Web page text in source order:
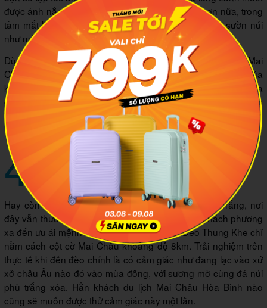
được ánh nắng vàng rót mật phủ xuống. Xa xa hơn nữa, trong
tầm mắt là những đám mây bồng bềnh lượn quanh sườn núi
như một chiếc khăn lụa dịu dàng ôm lấy.
Dù là sáng sớm hay khi hoàng hôn buông, khách du lịch Mai
Châu Hòa Bình cũng sẽ trải nghiệm được sự chuyển động của
không gian và thời gian trước mắt. Từ trên cao nhìn xuống ta
còn thấy được cả những căn nhà của người dân địa phương
hiện đang sinh sống, bên cạnh các cánh đồng kiếm kế sinh
nhai của họ.
4 Một số điểm du lịch Mai Châu Hòa
Bình nổi tiếng ở gần cột cờ
4.1 Đèo Thung Khe
Hay còn được biết đến với tên gọi khác là đèo Đá Trắng, nơi
đây vẫn thường được người dân địa phương và khách phương
xa đến ưu ái mệnh danh ngọn đồi Bắc Âu. Đèo Thung Khe chỉ
nằm cách cột cờ Mai Châu khoảng độ 8km. Trải nghiệm trên
thực tế khi đến đèo chính là có cảm giác như đang lạc vào xứ
xở châu Âu nào đó vào mùa đông, với sương mờ cùng đá núi
phủ trắng xóa. Hẳn khách du lịch Mai Châu Hòa Bình nào
cũng sẽ muốn được thử cảm giác này một lần.